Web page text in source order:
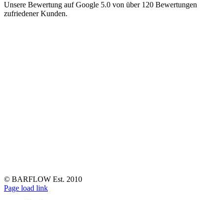
Unsere Bewertung auf Google 5.0 von über 120 Bewertungen
zufriedener Kunden.
© BARFLOW Est. 2010
Facebook
Instagram
YouTube
Tiktok
LinkedIn
Page load link